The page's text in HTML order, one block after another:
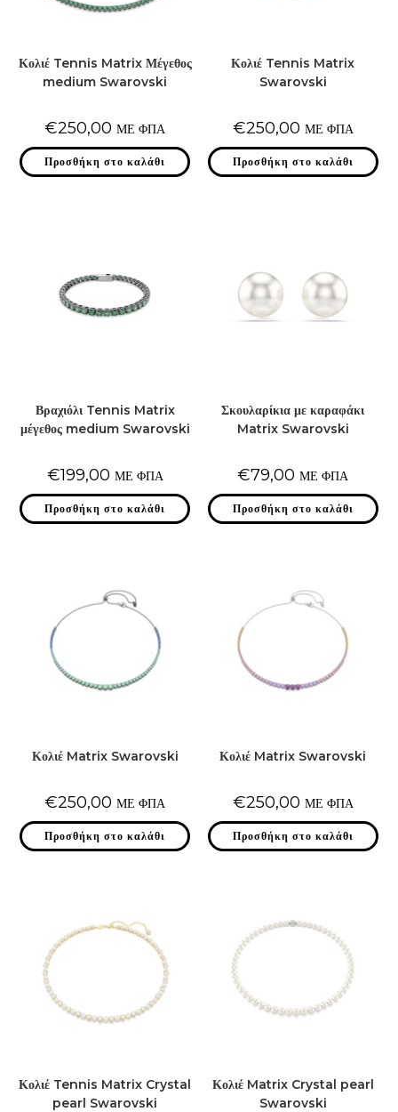
Κολιέ Tennis Matrix Μέγεθος
medium Swarovski
€250,00 ΜΕ ΦΠΑ
Προσθήκη στο καλάθι
Κολιέ Tennis Matrix
Swarovski
€250,00 ΜΕ ΦΠΑ
Προσθήκη στο καλάθι
Βραχιόλι Tennis Matrix
μέγεθος medium Swarovski
€199,00 ΜΕ ΦΠΑ
Προσθήκη στο καλάθι
Σκουλαρίκια με καραφάκι
Matrix Swarovski
€79,00 ΜΕ ΦΠΑ
Προσθήκη στο καλάθι
Κολιέ Matrix Swarovski
€250,00 ΜΕ ΦΠΑ
Προσθήκη στο καλάθι
Κολιέ Matrix Swarovski
€250,00 ΜΕ ΦΠΑ
Προσθήκη στο καλάθι
Κολιέ Tennis Matrix Crystal
pearl Swarovski
Κολιέ Matrix Crystal pearl
Swarovski